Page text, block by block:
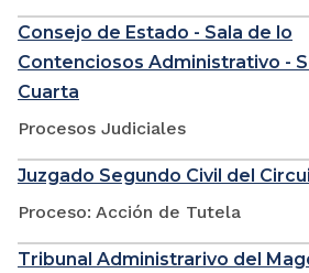
Consejo de Estado - Sala de lo
Contenciosos Administrativo -
Cuarta
Procesos Judiciales
Juzgado Segundo Civil del
Proceso: Acción de Tutela
Tribunal Administrarivo del